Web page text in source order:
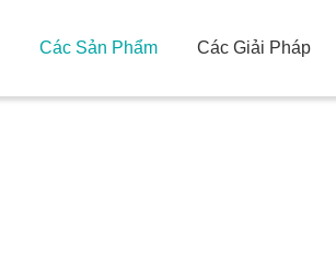
Các Sản Phẩm Các Giải Pháp